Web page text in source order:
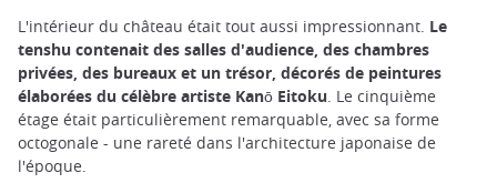
L'intérieur du château était tout aussi impressionnant. Le
tenshu contenait des salles d'audience, des chambres
privées, des bureaux et un trésor, décorés de peintures
élaborées du célèbre artiste Kanō Eitoku. Le cinquième
étage était particulièrement remarquable, avec sa forme
octogonale - une rareté dans l'architecture japonaise de
l'époque.